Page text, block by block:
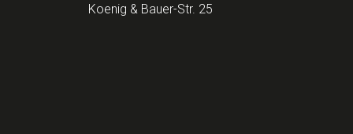
Koenig & Bauer-Str. 25